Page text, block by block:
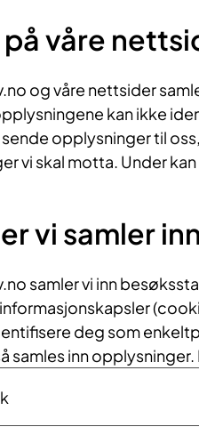
våre
og v​åre nettsider
​kan ikke
opplysninger til
vi skal motta. Under
vi samler inn
samler vi inn
deg som
samles inn